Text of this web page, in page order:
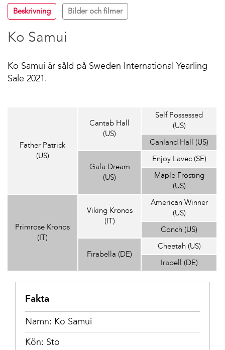
Beskrivning Bilder och filmer
Ko Samui
Ko Samui är såld på Sweden International Yearling
Sale 2021.
Father Patrick
(US)
Cantab Hall
(US)
Self Possessed
(US)
Canland Hall (US)
Gala Dream
(US)
Enjoy Lavec (SE)
Maple Frosting
(US)
Primrose Kronos
(IT)
Viking Kronos
(IT)
American Winner
(US)
Conch (US)
Firabella (DE)
Cheetah (US)
Irabell (DE)
Fakta
Namn: Ko Samui
Kön: Sto